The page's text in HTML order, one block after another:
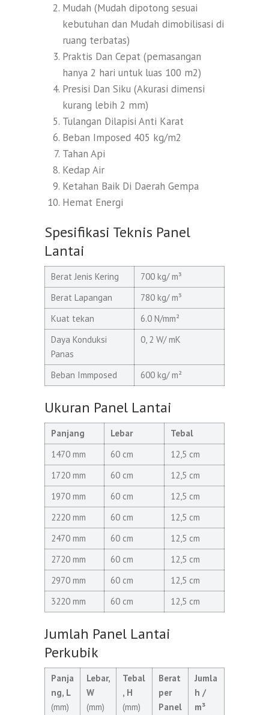
Mudah (Mudah dipotong sesuai
kebutuhan dan Mudah dimobilisasi di
ruang terbatas)
Praktis Dan Cepat (pemasangan
hanya 2 hari untuk luas 100 m2)
Presisi Dan Siku (Akurasi dimensi
kurang lebih 2 mm)
Tulangan Dilapisi Anti Karat
Beban Imposed 405 kg/m2
Tahan Api
Kedap Air
Ketahan Baik Di Daerah Gempa
Hemat Energi
Spesifikasi Teknis Panel
Lantai
Berat Jenis Kering
700 kg/ m³
Berat Lapangan
780 kg/ m³
Kuat tekan
6.0 N/mm²
Daya Konduksi
Panas
0, 2 W/ mK
Beban Immposed 600 kg/ m²
Ukuran Panel Lantai
Panjang Lebar
Tebal
1470 mm
60 cm
12,5 cm
1720 mm
60 cm
12,5 cm
1970 mm
60 cm
12,5 cm
2220 mm
60 cm
12,5 cm
2470 mm
60 cm
12,5 cm
2720 mm
60 cm
12,5 cm
2970 mm
60 cm
12,5 cm
3220 mm
60 cm 12,5 cm
Jumlah Panel Lantai
Perkubik
Panja
ng, L
(mm)
Lebar,
W
(mm)
Tebal
, H
(mm)
Berat
per
Panel
Jumla
h /
m³